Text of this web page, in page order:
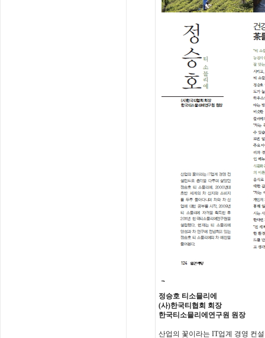
정승호 티소믈리에
(사)한국티협회 회장
한국티소믈리에연구원 원장
산업의 꽃이라는 IT업계 경영 컨